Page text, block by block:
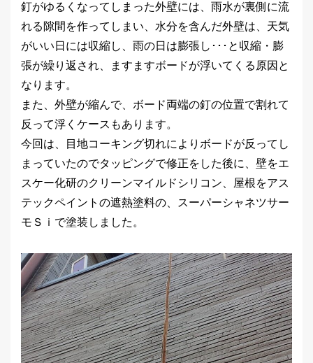
釘がゆるくなってしまった外壁には、雨水が裏側に流
れる隙間を作ってしまい、水分を含んだ外壁は、天気
がいい日には収縮し、雨の日は膨張し･･･と収縮・膨
張が繰り返され、ますますボードが浮いてくる原因と
なります。
また、外壁が縮んで、ボード両端の釘の位置で割れて
反って浮くケースもあります。
今回は、目地コーキング切れによりボードが反ってし
まっていたのでタッピングで修正をした後に、壁をエ
スケー化研のクリーンマイルドシリコン、屋根をアス
テックペイントの遮熱塗料の、スーパーシャネツサー
モＳｉで塗装しました。